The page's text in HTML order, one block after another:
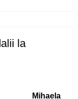
Traditional
al
la
Mihaela